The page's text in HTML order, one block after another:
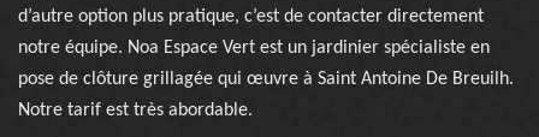
d’autre option plus pratique, c’est de contacter directement
notre équipe. Noa Espace Vert est un jardinier spécialiste en
pose de clôture grillagée qui œuvre à Saint Antoine De Breuilh.
Notre tarif est très abordable.